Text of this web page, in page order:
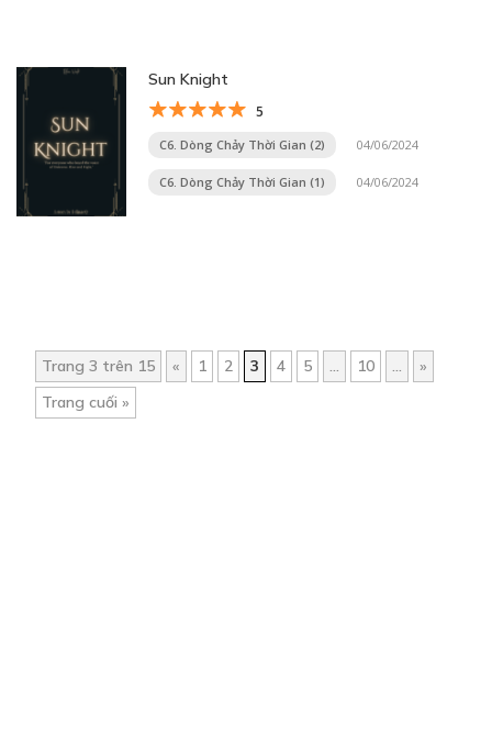
Sun Knight
5
C6. Dòng Chảy Thời Gian (2) 04/06/2024
C6. Dòng Chảy Thời Gian (1) 04/06/2024
Trang 3 trên 15 « 1 2 3 4 5 ... 10 ...
»
Trang cuối »